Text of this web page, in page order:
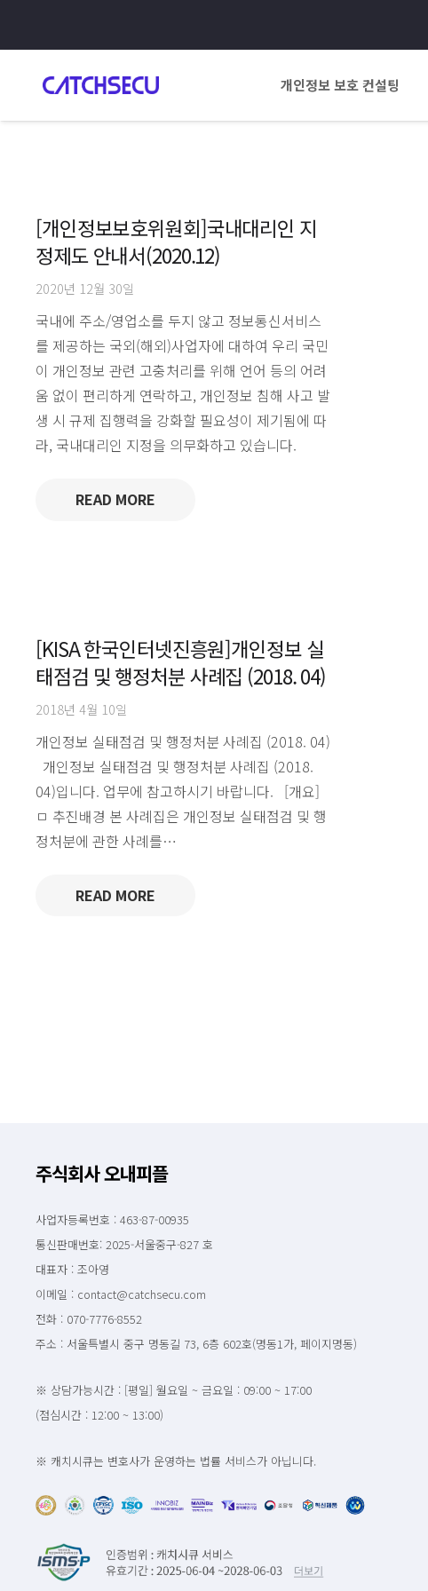
개인정보 보호 컨설팅
[개인정보보호위원회]국내대리인 지
정제도 안내서(2020.12)
2020년 12월 30일
국내에 주소/영업소를 두지 않고 정보통신서비스
를 제공하는 국외(해외)사업자에 대하여 우리 국민
이 개인정보 관련 고충처리를 위해 언어 등의 어려
움 없이 편리하게 연락하고, 개인정보 침해 사고 발
생 시 규제 집행력을 강화할 필요성이 제기됨에 따
라, 국내대리인 지정을 의무화하고 있습니다.
READ MORE
[KISA 한국인터넷진흥원]개인정보 실
태점검 및 행정처분 사례집 (2018. 04)
2018년 4월 10일
개인정보 실태점검 및 행정처분 사례집 (2018. 04)
개인정보 실태점검 및 행정처분 사례집 (2018.
04)입니다. 업무에 참고하시기 바랍니다. [개요]
ㅁ 추진배경 본 사례집은 개인정보 실태점검 및 행
정처분에 관한 사례를…
READ MORE
주식회사 오내피플
사업자등록번호 : 463-87-00935
통신판매번호: 2025-서울중구-827 호
대표자 : 조아영
이메일 : contact@catchsecu.com
전화 : 070-7776-8552
주소 : 서울특별시 중구 명동길 73, 6층 602호(명동1가, 페이지명동)
※ 상담가능시간 : [평일] 월요일 ~ 금요일 : 09:00 ~ 17:00
(점심시간 : 12:00 ~ 13:00)
※ 캐치시큐는 변호사가 운영하는 법률 서비스가 아닙니다.